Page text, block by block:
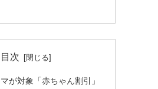
目次
が対象「赤ちゃん割引」